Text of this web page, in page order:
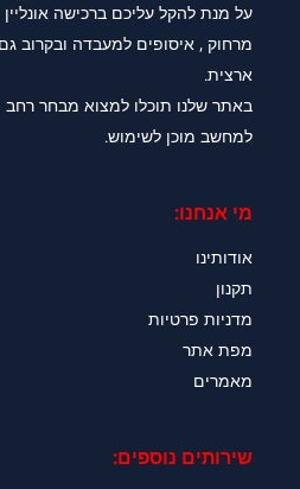
על מנת להקל עליכם ברכישה
מרחוק , איסופים למעבדה ובקרוב
ארצית.
באתר שלנו תוכלו למצוא מבחר
למחשב מוכן לשימוש.
מי אנחנו:
אודותינו
תקנון
מדניות פרטיות
מפת אתר
מאמרים
שירותים נוספים: